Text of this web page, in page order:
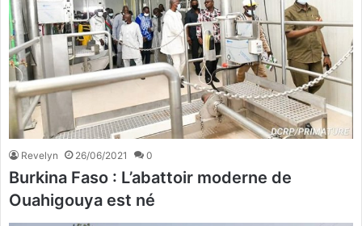
Revelyn 26/06/2021 0
Burkina Faso : L’abattoir moderne de
Ouahigouya est né